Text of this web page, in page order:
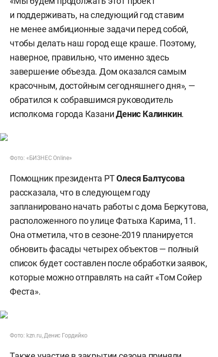
и поддерживать, на следующий год ставим
не менее амбиционные задачи перед собой,
чтобы делать наш город еще краше. Поэтому,
наверное, правильно, что именно здесь
завершение объезда. Дом оказался самым
красочным, достойным сегодняшнего дня», —
обратился к собравшимся руководитель
исполкома города КазаниДенис Калинкин.
Фото: «БИЗНЕС Online»
Помощник президента РТОлеся Балтусова
рассказала, что в следующем году
запланировано начать работы с дома Беркутова,
расположенного по улице Фатыха Карима, 11.
Она отметила, что в сезоне-2019 планируется
обновить фасады четырех объектов — полный
список будет составлен после обработки заявок,
которые можно отправлять на сайт «Том Сойер
Феста».
Фото: kzn.ru, Денис Гордийко